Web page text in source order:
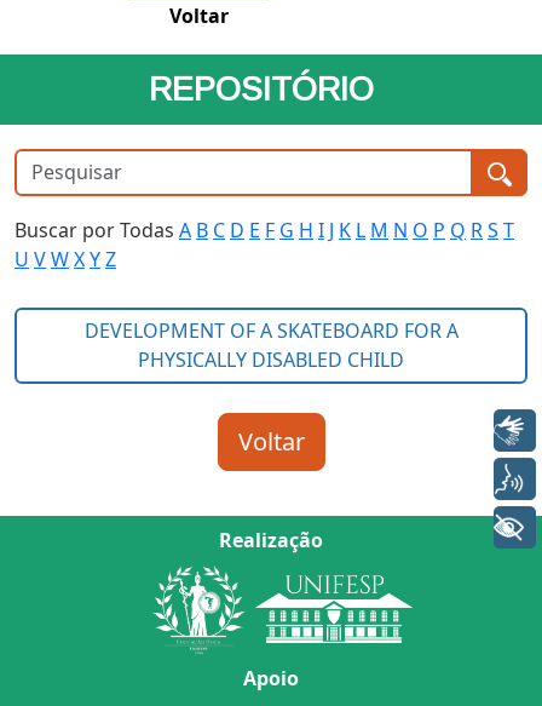
Voltar
REPOSITÓRIO
Buscar por Todas A B C D E F G H I J K L M N O P Q RS T
U VWXYZ
Realização
Apoio